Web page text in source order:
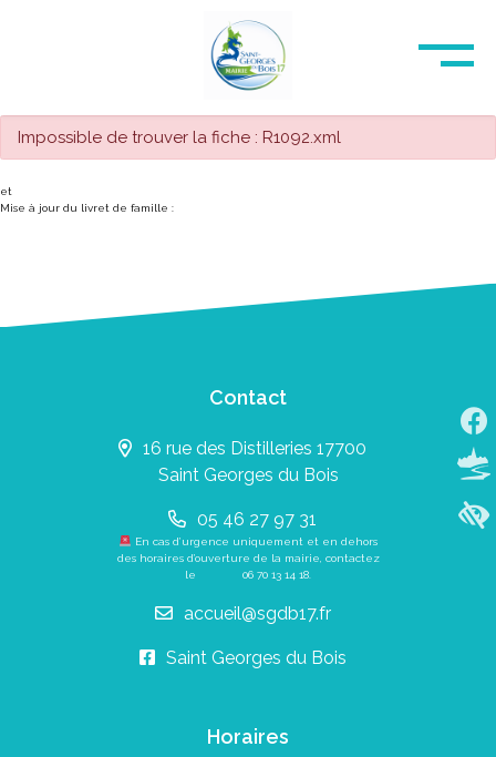
Impossible de trouver la fiche : R1092.xml
et
Mise à jour du livret de famille :
Contact
16 rue des Distilleries 17700
Saint Georges du Bois
05 46 27 97 31
En cas d’urgence uniquement et en dehors
des horaires d’ouverture de la mairie, contactez
le 06 70 13 14 18
accueil@sgdb17.fr
Saint Georges du Bois
Horaires